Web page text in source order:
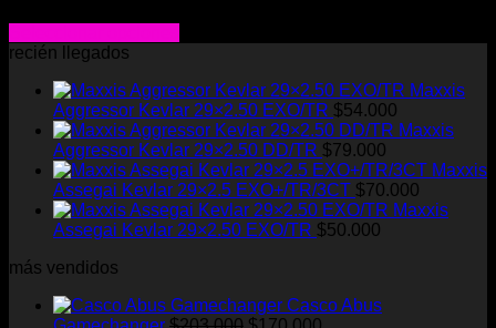
Este
tiene
múltiples
variantes.
opciones
pueden
la
recién llegados
Maxxis
Aggressor Kevlar 29×2.50 EXO/TR $54.000
Maxxis
Aggressor Kevlar 29×2.50 DD/TR $79.000
Maxxis
Assegai Kevlar 29×2.5 EXO+/TR/3CT $70.000
Maxxis
Assegai Kevlar 29×2.50 EXO/TR $50.000
más vendidos
Casco Abus
El